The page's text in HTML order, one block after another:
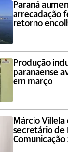
Paraná
arrecadação
retorno
Produção
paranaense
em março
Márcio Villela
secretário de
Comunicação